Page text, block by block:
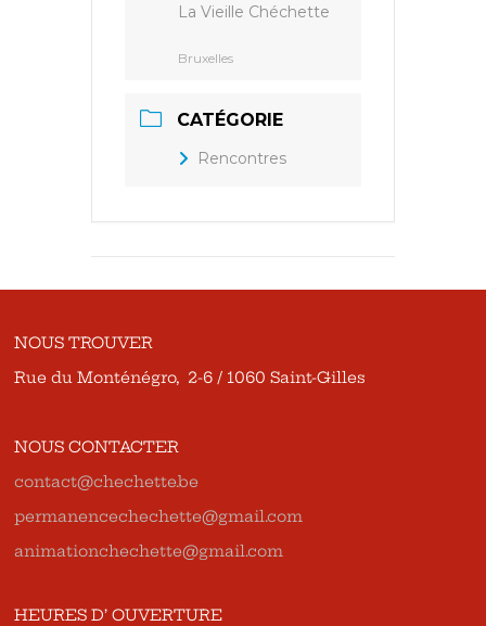
La Vieille Chéchette
Bruxelles
CATÉGORIE
Rencontres
NOUS TROUVER
Rue du Monténégro, 2-6 / 1060 Saint-Gilles
NOUS CONTACTER
contact@chechette.be
permanencechechette@gmail.com
animationchechette@gmail.com
HEURES D’ OUVERTURE